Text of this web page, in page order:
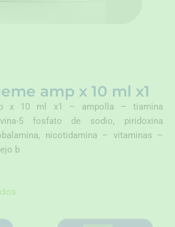
amp x 10 ml x1
x 10 ml x1 – ampolla – tiamina
5 fosfato de sodio, piridoxina
nicotidamina – vitaminas –
b